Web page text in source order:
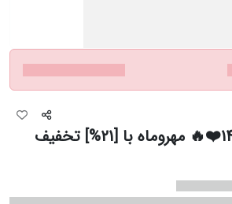
کنکوریوم زبان 1405❤️🔥 مهروماه با [21%] تخفیف